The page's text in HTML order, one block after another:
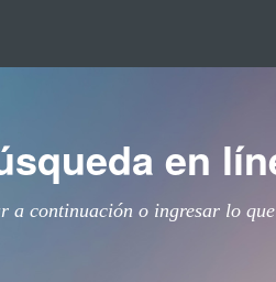
en
a continuación o ingresar lo